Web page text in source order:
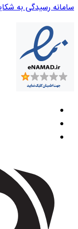
سامانه رسیدگی به